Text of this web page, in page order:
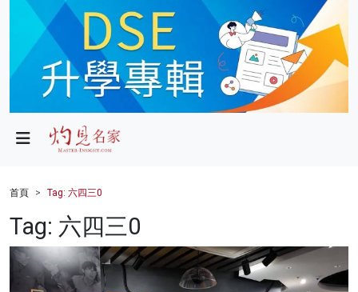
政局
財經
健康
商業
首頁 Tag: 六四三0
Tag: 六四三0